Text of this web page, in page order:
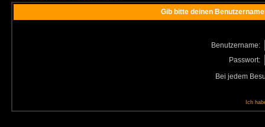
Gib bitte deinen
Benutzername:
Passwort:
Bei jedem
Ich